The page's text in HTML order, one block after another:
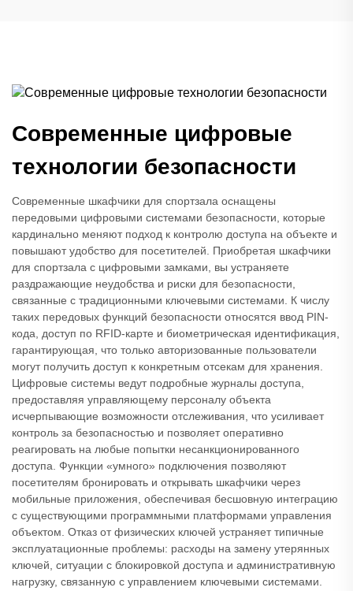
Современные цифровые
технологии безопасности
Современные шкафчики для спортзала оснащены
передовыми цифровыми системами безопасности, которые
кардинально меняют подход к контролю доступа на объекте и
повышают удобство для посетителей. Приобретая шкафчики
для спортзала с цифровыми замками, вы устраняете
раздражающие неудобства и риски для безопасности,
связанные с традиционными ключевыми системами. К числу
таких передовых функций безопасности относятся ввод PIN-
кода, доступ по RFID-карте и биометрическая идентификация,
гарантирующая, что только авторизованные пользователи
могут получить доступ к конкретным отсекам для хранения.
Цифровые системы ведут подробные журналы доступа,
предоставляя управляющему персоналу объекта
исчерпывающие возможности отслеживания, что усиливает
контроль за безопасностью и позволяет оперативно
реагировать на любые попытки несанкционированного
доступа. Функции «умного» подключения позволяют
посетителям бронировать и открывать шкафчики через
мобильные приложения, обеспечивая бесшовную интеграцию
с существующими программными платформами управления
объектом. Отказ от физических ключей устраняет типичные
эксплуатационные проблемы: расходы на замену утерянных
ключей, ситуации с блокировкой доступа и административную
нагрузку, связанную с управлением ключевыми системами.